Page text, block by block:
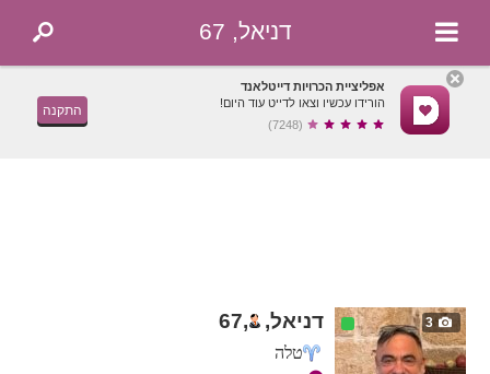
דניאל, 67
אפליציית הכרויות דייטלאנד
הורידו עכשיו וצאו לדייט עוד היום!
(7248)
התקנה
3 דניאל, ,
67
טלה